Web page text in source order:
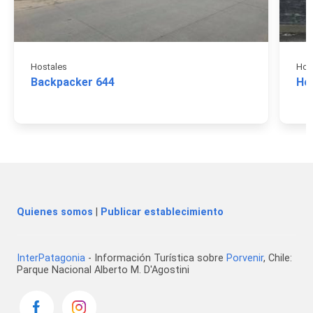
Hostales
Backpacker 644
Quienes somos Publicar establecimiento
InterPatagonia - Información Turística sobre Porvenir, Chile:
Parque Nacional Alberto M. D'Agostini